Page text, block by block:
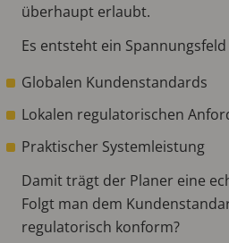
überhaupt erlaubt.
Es entsteht ein
Globalen Kundenstandards
Lokalen regulatorischen
Praktischer Systemleistung
Damit trägt der Planer eine
Folgt man dem
regulatorisch konform?